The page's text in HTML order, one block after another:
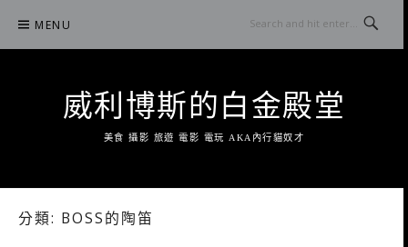
content
MENU
威利博斯的白金殿堂
美食 攝影 旅遊 電影 電玩 AKA內行貓奴才
分類: BOSS的陶笛